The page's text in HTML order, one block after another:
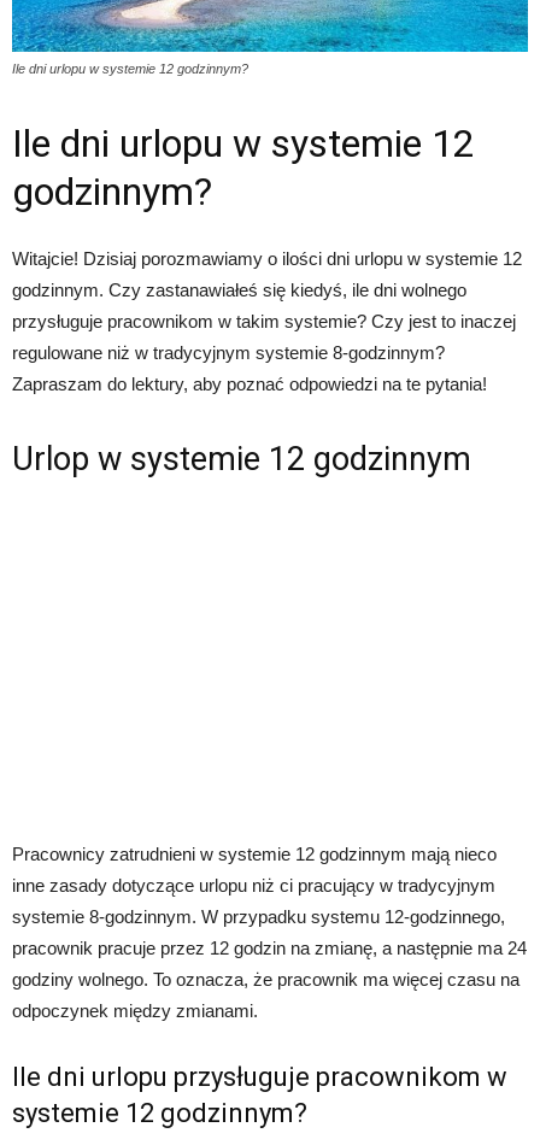
Ile dni urlopu w systemie 12 godzinnym?
Ile dni urlopu w systemie 12
godzinnym?
Witajcie! Dzisiaj porozmawiamy o ilości dni urlopu w systemie 12
godzinnym. Czy zastanawiałeś się kiedyś, ile dni wolnego
przysługuje pracownikom w takim systemie? Czy jest to inaczej
regulowane niż w tradycyjnym systemie 8-godzinnym?
Zapraszam do lektury, aby poznać odpowiedzi na te pytania!
Urlop w systemie 12 godzinnym
Pracownicy zatrudnieni w systemie 12 godzinnym mają nieco
inne zasady dotyczące urlopu niż ci pracujący w tradycyjnym
systemie 8-godzinnym. W przypadku systemu 12-godzinnego,
pracownik pracuje przez 12 godzin na zmianę, a następnie ma 24
godziny wolnego. To oznacza, że pracownik ma więcej czasu na
odpoczynek między zmianami.
Ile dni urlopu przysługuje pracownikom w
systemie 12 godzinnym?